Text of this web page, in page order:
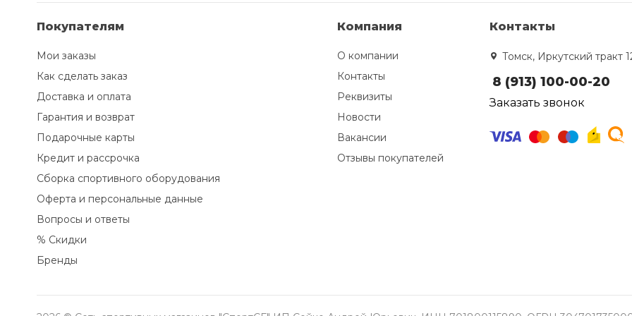
Покупателям
Мои заказы
Как сделать заказ
Доставка и оплата
Гарантия и возврат
Подарочные карты
Кредит и рассрочка
Сборка спортивного оборудования
Оферта и персональные данные
Вопросы и ответы
% Скидки
Бренды
Компания
О компании
Контакты
Реквизиты
Новости
Вакансии
Отзывы покупателей
Контакты
Томск, Иркутский тракт
8 (913) 100-00-20
Заказать звонок